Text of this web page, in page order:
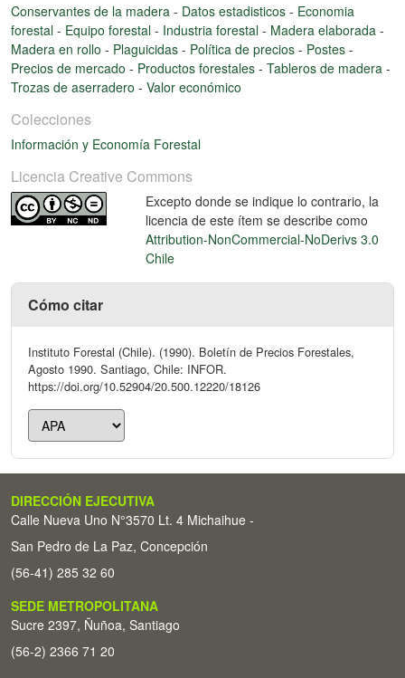
Conservantes de la madera - Datos estadisticos - Economia
forestal - Equipo forestal - Industria forestal - Madera elaborada -
Madera en rollo - Plaguicidas - Política de precios - Postes -
Precios de mercado - Productos forestales - Tableros de madera -
Trozas de aserradero - Valor económico
Colecciones
Información y Economía Forestal
Licencia Creative Commons
Excepto donde se indique lo contrario, la
licencia de este ítem se describe como
Attribution-NonCommercial-NoDerivs 3.0
Chile
Cómo citar
Instituto Forestal (Chile). (1990). Boletín de Precios Forestales,
Agosto 1990. Santiago, Chile: INFOR.
https://doi.org/10.52904/20.500.12220/18126
DIRECCIÓN EJECUTIVA
Calle Nueva Uno N°3570 Lt. 4 Michaihue -
San Pedro de La Paz, Concepción
(56-41) 285 32 60
SEDE METROPOLITANA
Sucre 2397, Ñuñoa, Santiago
(56-2) 2366 71 20